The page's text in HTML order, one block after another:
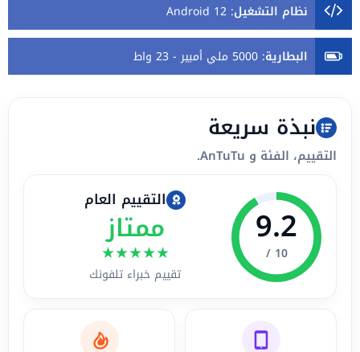
نظام التشغيل:
Android 12
البطارية: 5000 ملي أمبير - 23 واط
نبذة سريعة
التقييم، الفئة و AnTuTu.
9.2
10 /
التقييم العام
ممتاز
★★★★★
تقييم خبراء تلفونك